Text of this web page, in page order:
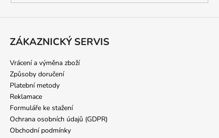
ZÁKAZNICKÝ SERVIS
Vrácení a výměna zboží
Způsoby doručení
Platební metody
Reklamace
Formuláře ke stažení
Ochrana osobních údajů (GDPR)
Obchodní podmínky